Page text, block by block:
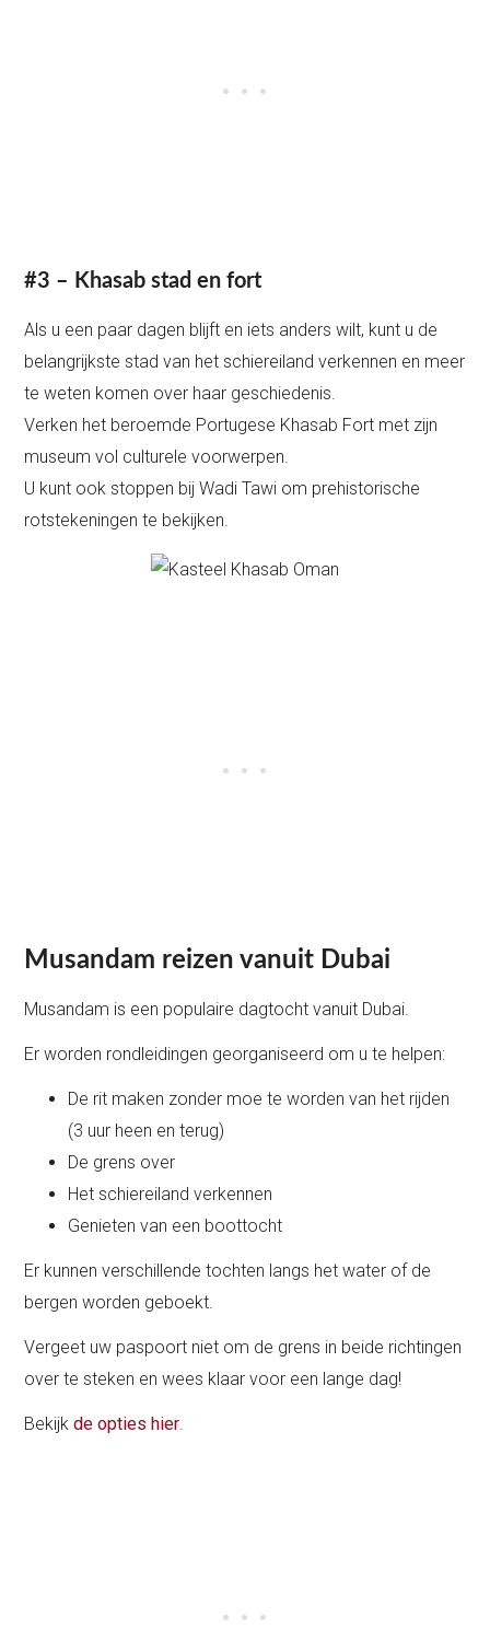
#3 – Khasab stad en fort
Als u een paar dagen blijft en iets anders wilt, kunt u de
belangrijkste stad van het schiereiland verkennen en meer
te weten komen over haar geschiedenis.
Verken het beroemde Portugese Khasab Fort met zijn
museum vol culturele voorwerpen.
U kunt ook stoppen bij Wadi Tawi om prehistorische
rotstekeningen te bekijken.
Musandam reizen vanuit Dubai
Musandam is een populaire dagtocht vanuit Dubai.
Er worden rondleidingen georganiseerd om u te helpen:
De rit maken zonder moe te worden van het rijden
(3 uur heen en terug)
De grens over
Het schiereiland verkennen
Genieten van een boottocht
Er kunnen verschillende tochten langs het water of de
bergen worden geboekt.
Vergeet uw paspoort niet om de grens in beide richtingen
over te steken en wees klaar voor een lange dag!
Bekijkde opties hier.